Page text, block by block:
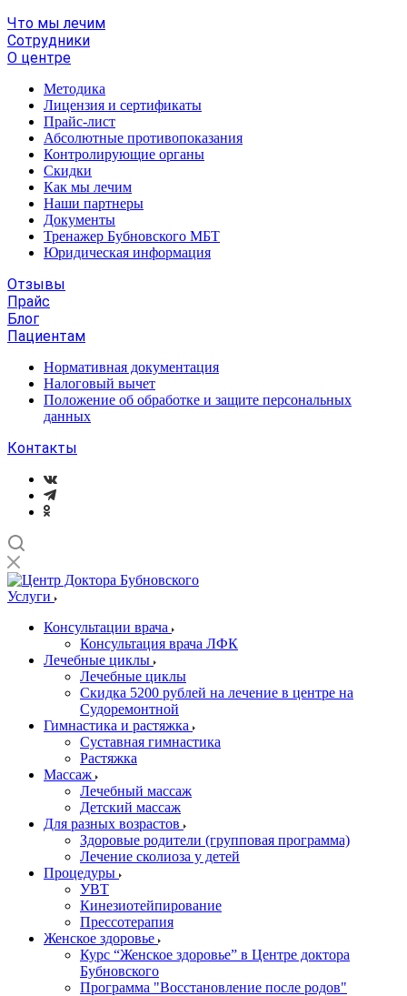
Что мы лечим
Сотрудники
О центре
Методика
Лицензия и сертификаты
Прайс-лист
Абсолютные противопоказания
Контролирующие органы
Скидки
Как мы лечим
Наши партнеры
Документы
Тренажер Бубновского МБТ
Юридическая информация
Отзывы
Прайс
Блог
Пациентам
Нормативная документация
Налоговый вычет
Положение об обработке и защите персональных
данных
Контакты
Услуги
Консультации врача
Консультация врача ЛФК
Лечебные циклы
Лечебные циклы
Скидка 5200 рублей на лечение в центре на
Судоремонтной
Гимнастика и растяжка
Суставная гимнастика
Растяжка
Массаж
Лечебный массаж
Детский массаж
Для разных возрастов
Здоровые родители (групповая программа)
Лечение сколиоза у детей
Процедуры
УВТ
Кинезиотейпирование
Прессотерапия
Женское здоровье
Курс “Женское здоровье” в Центре доктора
Бубновского
Программа "Восстановление после родов"